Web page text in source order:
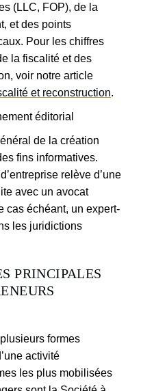
(LLC, FOP), de la
et des points
Pour les chiffres
la fiscalité et des
voir notre article
et reconstruction.
éditorial
de la création
fins informatives.
relève d’une
avec un avocat
cas échéant, un expert-
les juridictions
PRINCIPALES
formes
activité
les plus mobilisées